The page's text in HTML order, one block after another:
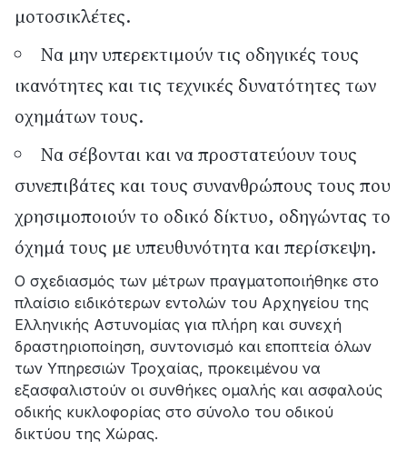
μοτοσικλέτες.
Να μην υπερεκτιμούν τις οδηγικές τους
ικανότητες και τις τεχνικές δυνατότητες των
οχημάτων τους.
Να σέβονται και να προστατεύουν τους
συνεπιβάτες και τους συνανθρώπους τους που
χρησιμοποιούν το οδικό δίκτυο, οδηγώντας το
όχημά τους με υπευθυνότητα και περίσκεψη.
Ο σχεδιασμός των μέτρων πραγματοποιήθηκε στο
πλαίσιο ειδικότερων εντολών του Αρχηγείου της
Ελληνικής Αστυνομίας για πλήρη και συνεχή
δραστηριοποίηση, συντονισμό και εποπτεία όλων
των Υπηρεσιών Τροχαίας, προκειμένου να
εξασφαλιστούν οι συνθήκες ομαλής και ασφαλούς
οδικής κυκλοφορίας στο σύνολο του οδικού
δικτύου της Χώρας.